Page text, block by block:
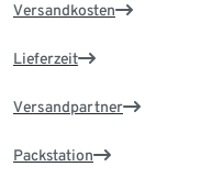
Versandkosten
Lieferzeit
Versandpartner
Packstation